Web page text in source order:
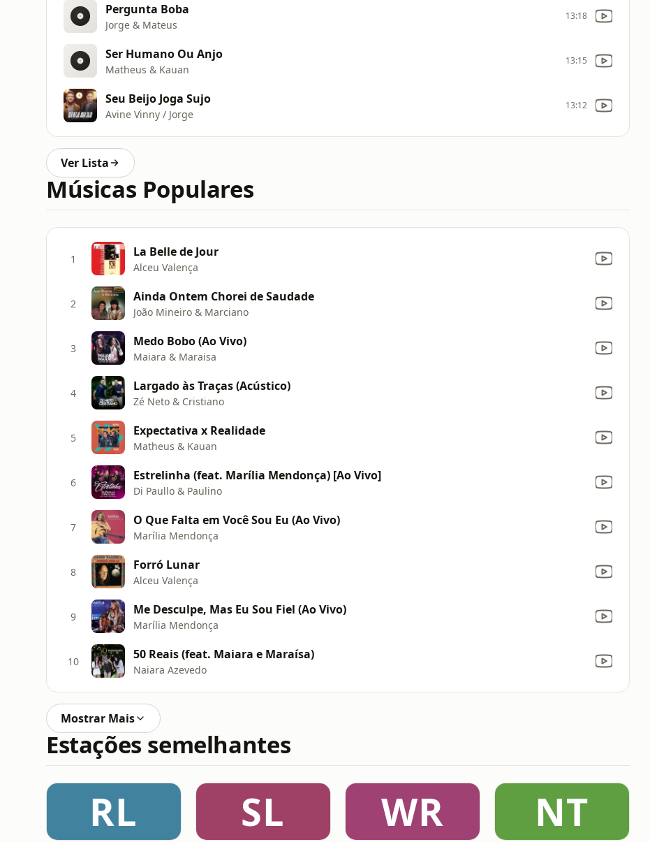
Pergunta Boba
Jorge & Mateus
13:18
Ser Humano Ou Anjo
Matheus & Kauan
13:15
Seu Beijo Joga Sujo
Avine Vinny / Jorge
13:12
Ver Lista
Músicas Populares
1 La Belle de Jour
Alceu Valença
2 Ainda Ontem Chorei de Saudade
João Mineiro & Marciano
3 Medo Bobo (Ao Vivo)
Maiara & Maraisa
4 Largado às Traças (Acústico)
Zé Neto & Cristiano
5 Expectativa x Realidade
Matheus & Kauan
6 Estrelinha (feat. Marília Mendonça) [Ao Vivo]
Di Paullo & Paulino
7 O Que Falta em Você Sou Eu (Ao Vivo)
Marília Mendonça
8 Forró Lunar
Alceu Valença
9 Me Desculpe, Mas Eu Sou Fiel (Ao Vivo)
Marília Mendonça
10 50 Reais (feat. Maiara e Maraísa)
Naiara Azevedo
Mostrar Mais
Estações semelhantes
RL SL WR NT